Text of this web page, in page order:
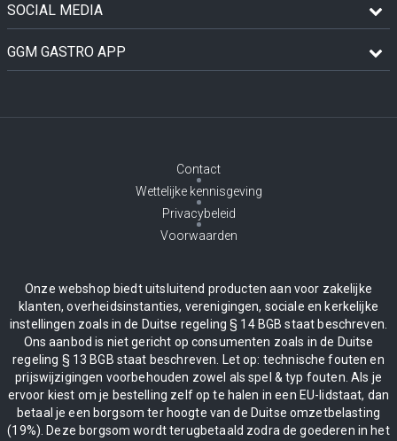
SOCIAL MEDIA
GGM GASTRO APP
Contact
Wettelijke kennisgeving
Privacybeleid
Voorwaarden
Onze webshop biedt uitsluitend producten aan voor zakelijke
klanten, overheidsinstanties, verenigingen, sociale en kerkelijke
instellingen zoals in de Duitse regeling § 14 BGB staat beschreven.
Ons aanbod is niet gericht op consumenten zoals in de Duitse
regeling § 13 BGB staat beschreven. Let op: technische fouten en
prijswijzigingen voorbehouden zowel als spel & typ fouten. Als je
ervoor kiest om je bestelling zelf op te halen in een EU-lidstaat, dan
betaal je een borgsom ter hoogte van de Duitse omzetbelasting
(19%). Deze borgsom wordt terugbetaald zodra de goederen in het